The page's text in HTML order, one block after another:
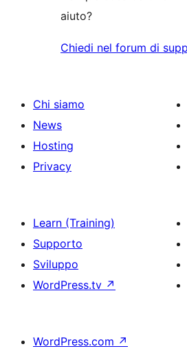
aiuto?
Chiedi nel forum di
Chi siamo
News
Hosting
Privacy
Learn (Training)
Supporto
Sviluppo
WordPress.tv ↗
WordPress.com ↗